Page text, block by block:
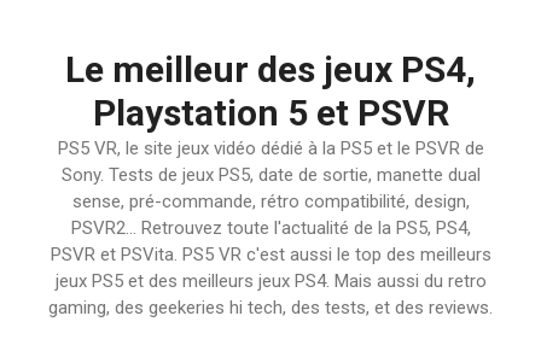
Le meilleur des jeux PS4,
Playstation 5 et PSVR
PS5 VR, le site jeux vidéo dédié à la PS5 et le PSVR de
Sony. Tests de jeux PS5, date de sortie, manette dual
sense, pré-commande, rétro compatibilité, design,
PSVR2… Retrouvez toute l'actualité de la PS5, PS4,
PSVR et PSVita. PS5 VR c'est aussi le top des meilleurs
jeux PS5 et des meilleurs jeux PS4. Mais aussi du retro
gaming, des geekeries hi tech, des tests, et des reviews.